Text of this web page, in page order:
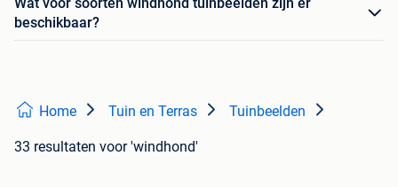
Wat voor soorten windhond tuinbeelden zijn er
beschikbaar?
Home Tuin en Terras Tuinbeelden
33 resultaten voor 'windhond'